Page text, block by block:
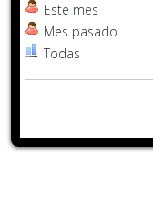
Este mes
Mes pasado
Todas